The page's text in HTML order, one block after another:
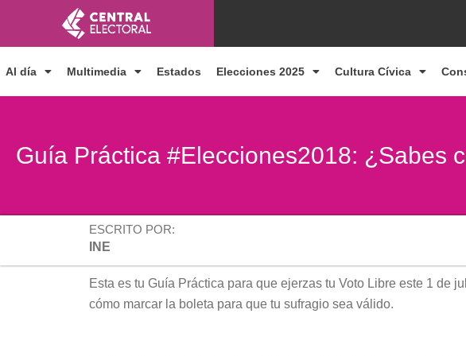
contenido
Al día Multimedia Estados Elecciones 2025 Cultura Cívica
Guía Práctica #Elecciones2018: ¿Sabes
ESCRITO POR:
INE
Esta es tu Guía Práctica para que ejerzas tu Voto Libre este 1 de
cómo marcar la boleta para que tu sufragio sea válido.